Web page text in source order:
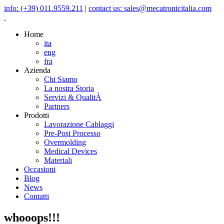
info: (+39) 011.9559.211 | contact us: sales@mecatronicitalia.com
Home
ita
eng
fra
Azienda
Chi Siamo
La nostra Storia
Servizi & QualitÀ
Partners
Prodotti
Lavorazione Cablaggi
Pre-Post Processo
Overmolding
Medical Devices
Materiali
Occasioni
Blog
News
Contatti
whooops!!!